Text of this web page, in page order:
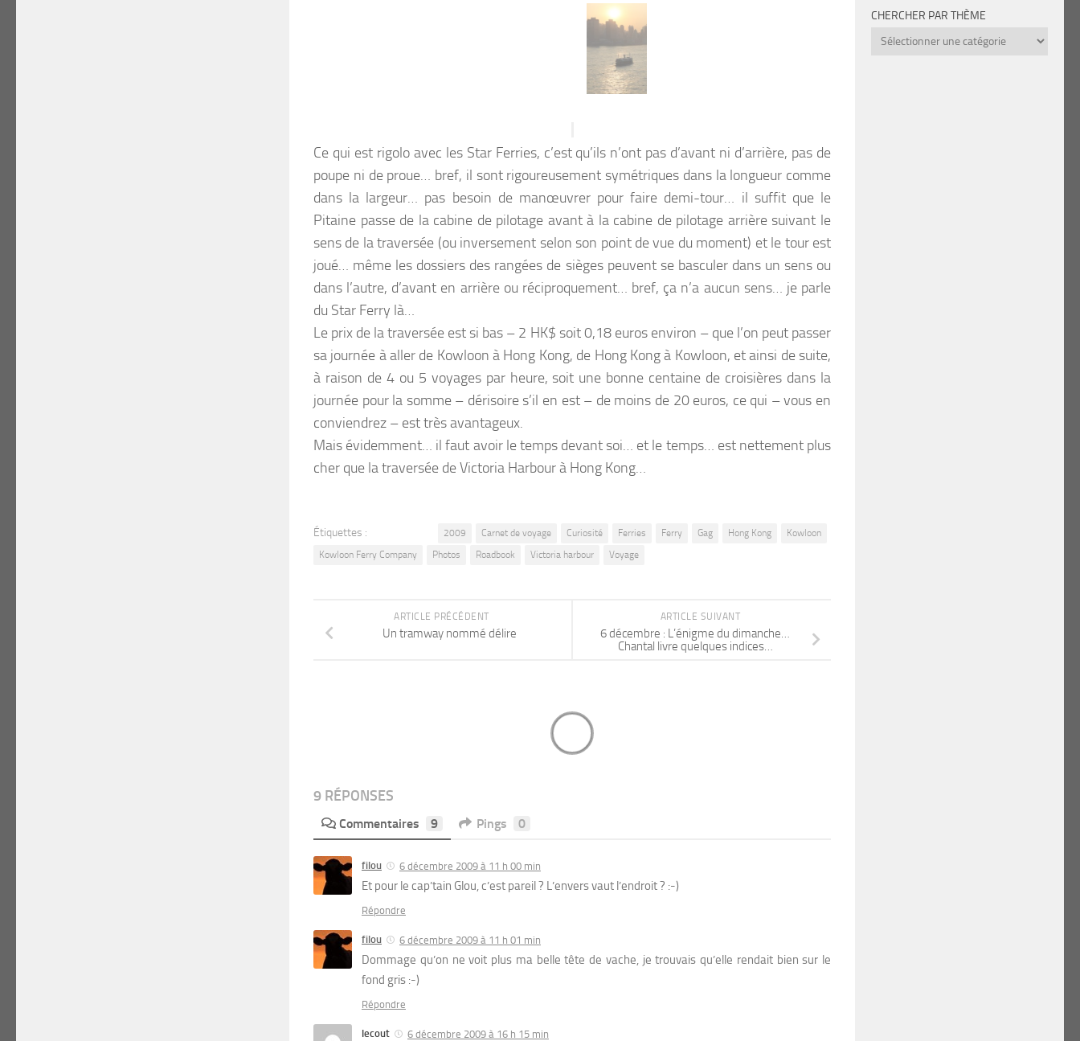
Ce qui est rigolo avec les Star Ferries, c’est qu’ils n’ont pas d’avant ni d’arrière, pas de
poupe ni de proue… bref, il sont rigoureusement symétriques dans la longueur comme
dans la largeur… pas besoin de manœuvrer pour faire demi-tour… il suffit que le
Pitaine passe de la cabine de pilotage avant à la cabine de pilotage arrière suivant le
sens de la traversée (ou inversement selon son point de vue du moment) et le tour est
joué… même les dossiers des rangées de sièges peuvent se basculer dans un sens ou
dans l’autre, d’avant en arrière ou réciproquement… bref, ça n’a aucun sens… je parle
du Star Ferry là…
Le prix de la traversée est si bas – 2 HK$ soit 0,18 euros environ – que l’on peut passer
sa journée à aller de Kowloon à Hong Kong, de Hong Kong à Kowloon, et ainsi de suite,
à raison de 4 ou 5 voyages par heure, soit une bonne centaine de croisières dans la
journée pour la somme – dérisoire s’il en est – de moins de 20 euros, ce qui – vous en
conviendrez – est très avantageux.
Mais évidemment… il faut avoir le temps devant soi… et le temps… est nettement plus
cher que la traversée de Victoria Harbour à Hong Kong…
Étiquettes : 2009 Carnet de voyage Curiosité Ferries Ferry Gag Hong Kong
Kowloon
Kowloon Ferry Company
Photos Roadbook Victoria harbour Voyage
ARTICLE SUIVANT
6 décembre : L’énigme du dimanche…
Chantal livre quelques indices…
ARTICLE PRÉCÉDENT
Un tramway nommé délire
9 RÉPONSES
Commentaires 9 Pings 0
filou 6 décembre 2009 à 11 h 00 min
Et pour le cap’tain Glou, c’est pareil ? L’envers vaut l’endroit ? :-)
Répondre
filou 6 décembre 2009 à 11 h 01 min
Dommage qu’on ne voit plus ma belle tête de vache, je trouvais qu’elle rendait bien sur le
fond gris :-)
Répondre
lecout 6 décembre 2009 à 16 h 15 min
CHERCHER PAR THÈME
par